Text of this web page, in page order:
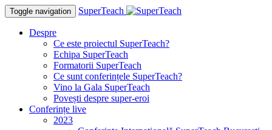
Toggle navigation SuperTeach
Despre
Ce este proiectul SuperTeach?
Echipa SuperTeach
Formatorii SuperTeach
Ce sunt conferințele SuperTeach?
Vino la Gala SuperTeach
Povești despre super-eroi
Conferințe live
2023